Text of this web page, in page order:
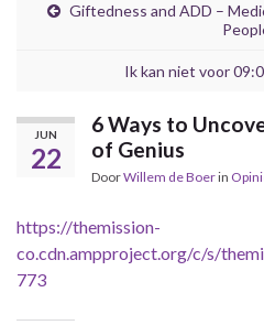
Giftedness and ADD –
Ik kan niet voor
JUN
22
6 Ways to
of Genius
DoorWillem de Boerin
https://themission-
co.cdn.ampproject.org/c/s/
773